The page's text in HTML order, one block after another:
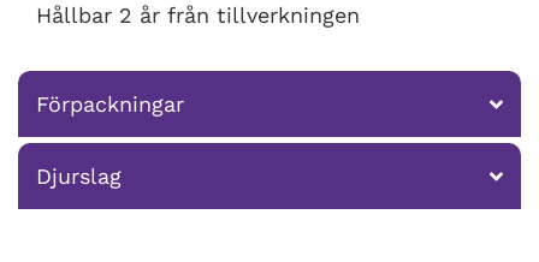
Hållbar 2 år från tillverkningen
Förpackningar
Djurslag